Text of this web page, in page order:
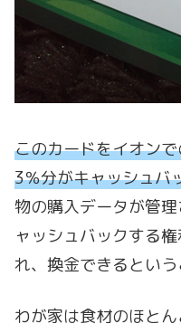
このカードをイオン
3％分がキャッシュバ
物の購入データが管
ャッシュバックする
れ、換金できるという
わが家は食材のほとん